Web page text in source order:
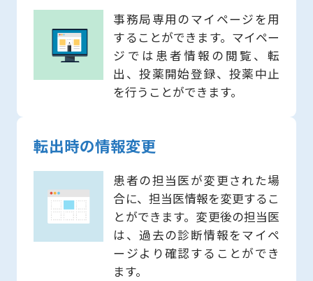
事務局専用のマイページを用
することができます。マイペー
ジでは患者情報の閲覧、転
出、投薬開始登録、投薬中止
を行うことができます。
転出時の情報変更
患者の担当医が変更された場
合に、担当医情報を変更するこ
とができます。変更後の担当医
は、過去の診断情報をマイペ
ージより確認することができ
ます。